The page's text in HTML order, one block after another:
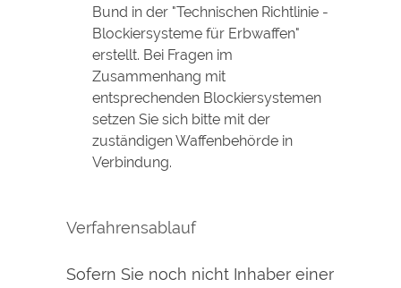
Bund in der "Technischen Richtlinie -
Blockiersysteme für Erbwaffen"
erstellt. Bei Fragen im
Zusammenhang mit
entsprechenden Blockiersystemen
setzen Sie sich bitte mit der
zuständigen Waffenbehörde in
Verbindung.
Verfahrensablauf
Sofern Sie noch nicht Inhaber einer